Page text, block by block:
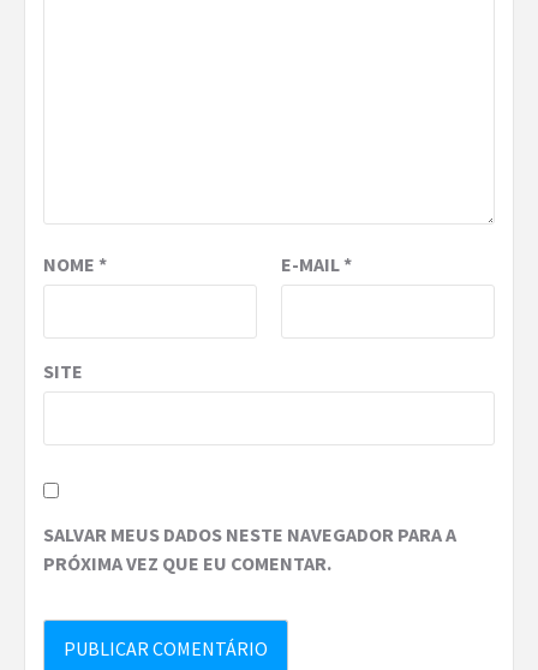
NOME * E-MAIL*
SITE
SALVAR MEUS DADOS NESTE NAVEGADOR PARA A
PRÓXIMA VEZ QUE EU COMENTAR.